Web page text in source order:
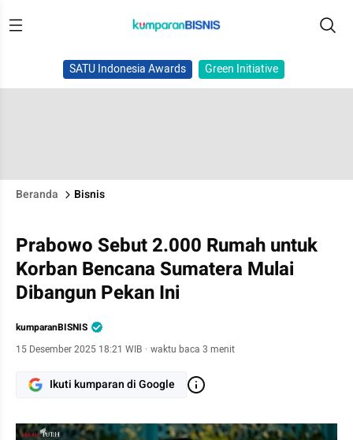
SATU Indonesia Awards Green Initiative
Beranda Bisnis
Prabowo Sebut 2.000 Rumah untuk
Korban Bencana Sumatera Mulai
Dibangun Pekan Ini
kumparanBISNIS
15 Desember 2025 18:21 WIB · waktu baca 3 menit
Ikuti kumparan di Google